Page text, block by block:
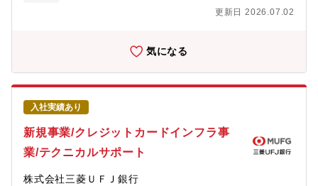
トルを作りたい DONUTS GAMESが目指すのは、スマートフォ
創出です。 中でも、オリジナルタイトルで業界No.1を目指した
いと考えています。 他ではできない「新しい体験」「新しい楽
しみ」を作るためには、環境や業界に縛られない発想が必要で
す。 ゲームの現在だけでなく未来までを見据え、スピード感を
もって企画・提案・開発に取り組んでいます。
ーシティー、エクイティとインクルージョンの推進、従業員の健
プ全体のIT戦略の立案・遂行を担う部署です。当部ではグループIT
戦略の一環として、アジャイル組織への転換を推進し、アジャイ
ルな働き方や文化の浸透を目指しています。アジャイル組織に変
革することで複雑で変化の速いビジネス環境への適応力を上げる
とともに、創出するビジネス価値の最大化、顧客体験や従業員満
足度の向上を目指します。 【業務内容】アジャイルコーチはIT
戦略部の一員として野村グループにおけるアジャイル組織への変
革の計画・推進を行うとともに、アジャイルのエバンジェリスト
として、マネージメントからメンバーまで異なるレベルの従業員
必要に応じてチームメンバーとしてチームの中から新しい働き方
更新日 2026.07.02
気になる
入社実績あり
新規事業/クレジットカードインフラ事
業/テクニカルサポート
株式会社三菱ＵＦＪ銀行